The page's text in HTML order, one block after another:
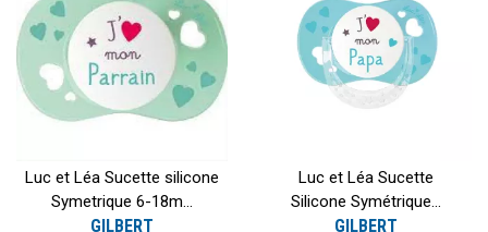
Luc et Léa Sucette silicone
Symetrique 6-18m...
GILBERT
Luc et Léa Sucette
Silicone Symétrique...
GILBERT